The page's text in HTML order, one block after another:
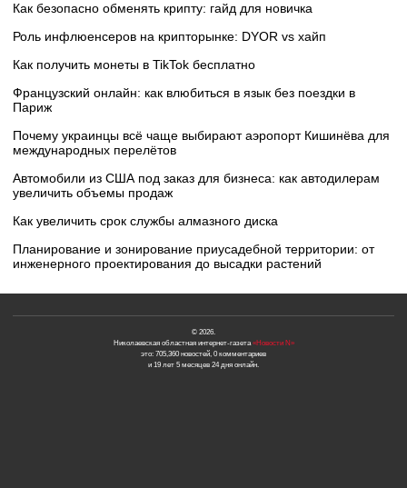
Как безопасно обменять крипту: гайд для новичка
Роль инфлюенсеров на крипторынке: DYOR vs хайп
Как получить монеты в TikTok бесплатно
Французский онлайн: как влюбиться в язык без поездки в
Париж
Почему украинцы всё чаще выбирают аэропорт Кишинёва для
международных перелётов
Автомобили из США под заказ для бизнеса: как автодилерам
увеличить объемы продаж
Как увеличить срок службы алмазного диска
Планирование и зонирование приусадебной территории: от
инженерного проектирования до высадки растений
© 2026.
Николаевская областная интернет-газета«Новости N»
это: 705,360 новостей, 0 комментариев
и 19 лет 5 месяцев 24 дня онлайн.